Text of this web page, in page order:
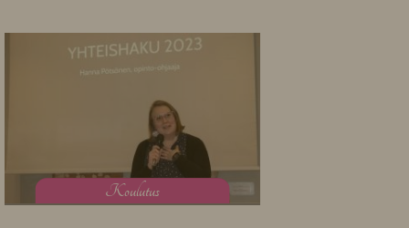
Koulutus